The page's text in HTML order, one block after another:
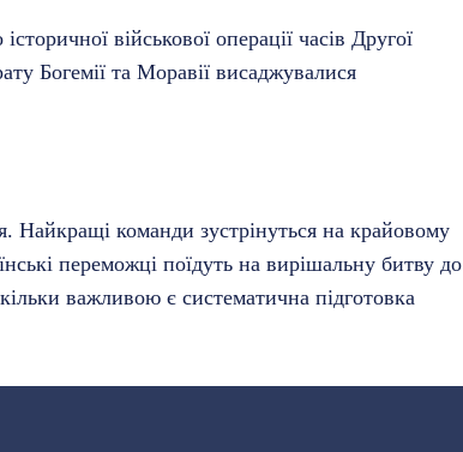
військової операції часів Другої
Богемії та Моравії висаджувалися
Найкращі команди зустрінуться на крайовому
переможці поїдуть на вирішальну битву до
важливою є систематична підготовка